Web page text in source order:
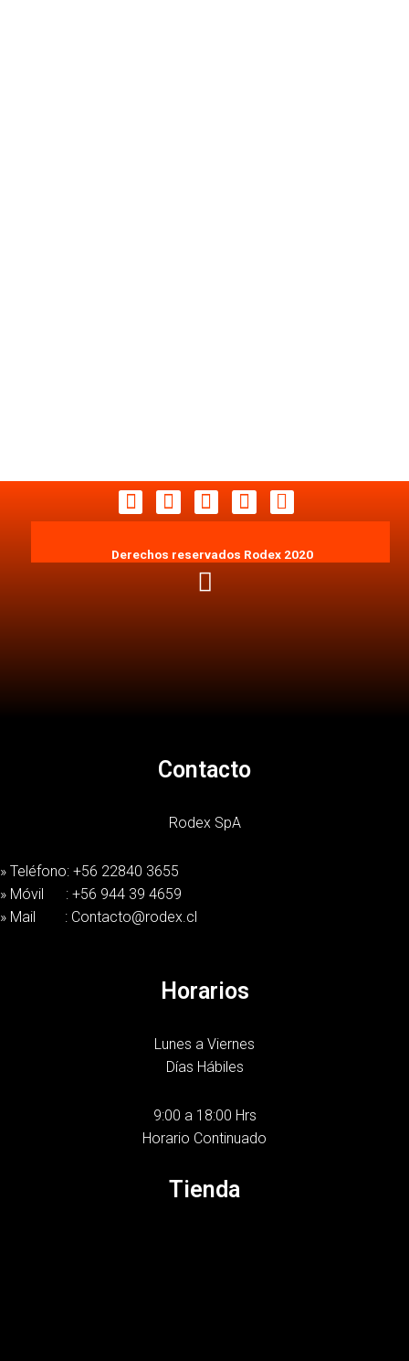
Derechos reservados Rodex 2020
Contacto
Rodex SpA
» Teléfono: +56 22840 3655
» Móvil : +56 944 39 4659
» Mail : Contacto@rodex.cl
Horarios
Lunes a Viernes
Días Hábiles
9:00 a 18:00 Hrs
Horario Continuado
Tienda